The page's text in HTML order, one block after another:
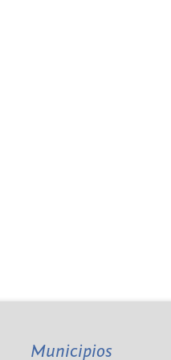
Municipios